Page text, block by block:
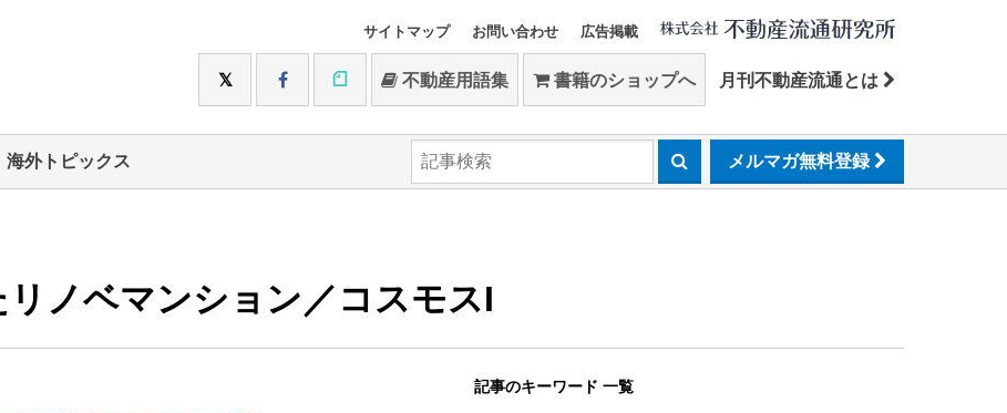
サイトマップ お問い合わせ 広告掲載
不動産用語集 書籍のショップへ 月刊不動産流通とは
海外トピックス メルマガ無料登録
ノベマンション／コスモスI
記事のキーワード 一覧